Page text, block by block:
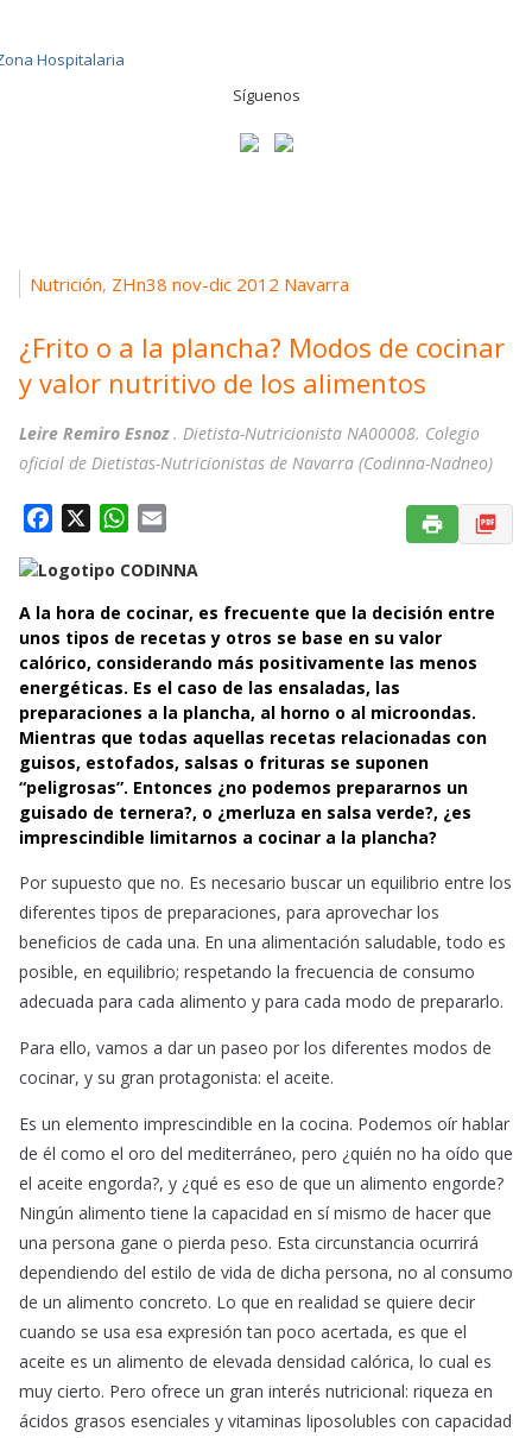
Síguenos
Nutrición, ZHn38 nov-dic 2012 Navarra
¿Frito o a la plancha? Modos de cocinar
y valor nutritivo de los alimentos
Leire Remiro Esnoz. Dietista-Nutricionista NA00008. Colegio
oficial de Dietistas-Nutricionistas de Navarra (Codinna-Nadneo)
c
e
b
o
o
k
W
a
t
s
A
p
p
a
i
l
A la hora de cocinar, es frecuente que la decisión entre
unos tipos de recetas y otros se base en su valor
calórico, considerando más positivamente las menos
energéticas. Es el caso de las ensaladas, las
preparaciones a la plancha, al horno o al microondas.
Mientras que todas aquellas recetas relacionadas con
guisos, estofados, salsas o frituras se suponen
“peligrosas”. Entonces ¿no podemos prepararnos un
guisado de ternera?, o ¿merluza en salsa verde?, ¿es
imprescindible limitarnos a cocinar a la plancha?
Por supuesto que no. Es necesario buscar un equilibrio entre los
diferentes tipos de preparaciones, para aprovechar los
beneficios de cada una. En una alimentación saludable, todo es
posible, en equilibrio; respetando la frecuencia de consumo
adecuada para cada alimento y para cada modo de prepararlo.
Para ello, vamos a dar un paseo por los diferentes modos de
cocinar, y su gran protagonista: el aceite.
Es un elemento imprescindible en la cocina. Podemos oír hablar
de él como el oro del mediterráneo, pero ¿quién no ha oído que
el aceite engorda?, y ¿qué es eso de que un alimento engorde?
Ningún alimento tiene la capacidad en sí mismo de hacer que
una persona gane o pierda peso. Esta circunstancia ocurrirá
dependiendo del estilo de vida de dicha persona, no al consumo
de un alimento concreto. Lo que en realidad se quiere decir
cuando se usa esa expresión tan poco acertada, es que el
aceite es un alimento de elevada densidad calórica, lo cual es
muy cierto. Pero ofrece un gran interés nutricional: riqueza en
ácidos grasos esenciales y vitaminas liposolubles con capacidad